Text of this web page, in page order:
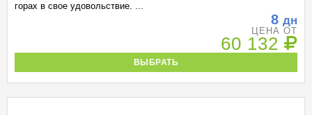
горах в свое удовольствие. ...
8 дн
ЦЕНА ОТ
60 132
ВЫБРАТЬ